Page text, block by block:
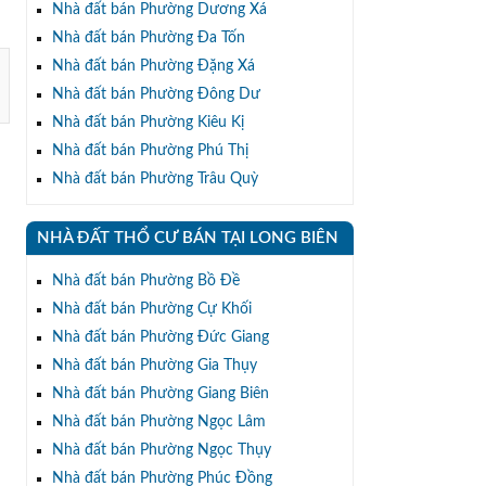
Nhà đất bán Phường Dương Xá
Nhà đất bán Phường Đa Tốn
Nhà đất bán Phường Đặng Xá
Nhà đất bán Phường Đông Dư
Nhà đất bán Phường Kiêu Kị
Nhà đất bán Phường Phú Thị
Nhà đất bán Phường Trâu Quỳ
NHÀ ĐẤT THỔ CƯ BÁN TẠI LONG BIÊN
Nhà đất bán Phường Bồ Đề
Nhà đất bán Phường Cự Khối
Nhà đất bán Phường Đức Giang
Nhà đất bán Phường Gia Thụy
Nhà đất bán Phường Giang Biên
Nhà đất bán Phường Ngọc Lâm
Nhà đất bán Phường Ngọc Thụy
Nhà đất bán Phường Phúc Đồng